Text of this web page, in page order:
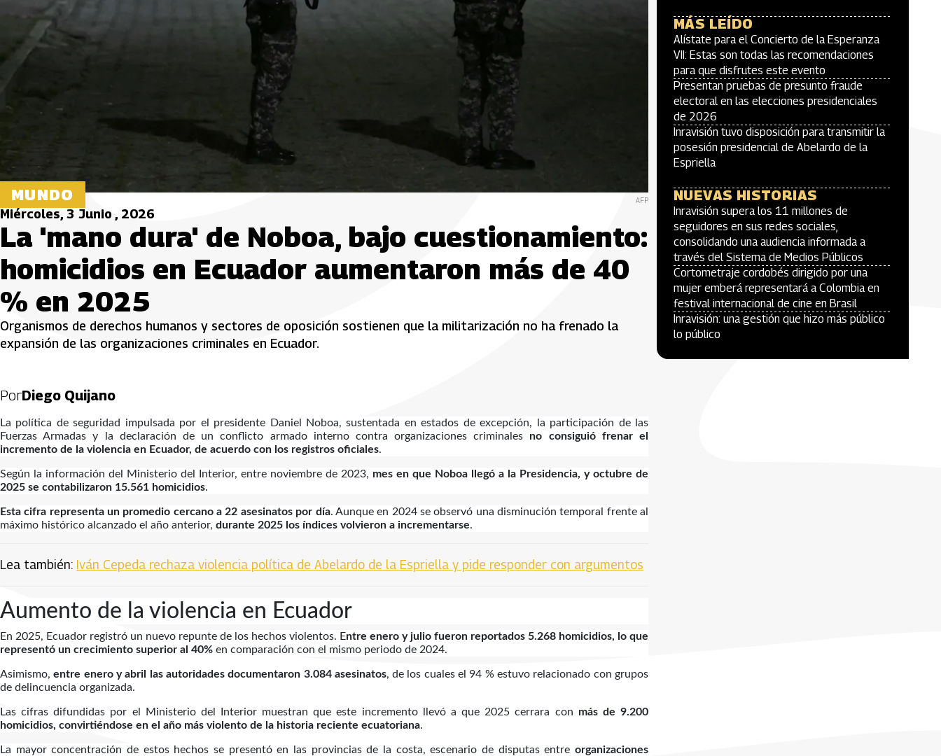
MUNDO AFP
Miércoles, 3 Junio , 2026
La 'mano dura' de Noboa, bajo cuestionamiento:
homicidios en Ecuador aumentaron más de 40
% en 2025
Organismos de derechos humanos y sectores de oposición sostienen que la militarización no ha frenado la
expansión de las organizaciones criminales en Ecuador.
PorDiego Quijano
La política de seguridad impulsada por el presidente Daniel Noboa, sustentada en estados de excepción, la participación de las
Fuerzas Armadas y la declaración de un conflicto armado interno contra organizaciones criminales no consiguió frenar el
incremento de la violencia en Ecuador, de acuerdo con los registros oficiales.
Según la información del Ministerio del Interior, entre noviembre de 2023, mes en que Noboa llegó a la Presidencia, y octubre de
2025 se contabilizaron 15.561 homicidios.
Esta cifra representa un promedio cercano a 22 asesinatos por día. Aunque en 2024 se observó una disminución temporal frente al
máximo histórico alcanzado el año anterior, durante 2025 los índices volvieron a incrementarse.
Lea también: Iván Cepeda rechaza violencia política de Abelardo de la Espriella y pide responder con argumentos
Aumento de la violencia en Ecuador
En 2025, Ecuador registró un nuevo repunte de los hechos violentos. Entre enero y julio fueron reportados 5.268 homicidios, lo que
representó un crecimiento superior al 40% en comparación con el mismo periodo de 2024.
Asimismo,entre enero y abril las autoridades documentaron 3.084 asesinatos, de los cuales el 94 % estuvo relacionado con grupos
de delincuencia organizada.
Las cifras difundidas por el Ministerio del Interior muestran que este incremento llevó a que 2025 cerrara con más de 9.200
homicidios, convirtiéndose en el año más violento de la historia reciente ecuatoriana.
La mayor concentración de estos hechos se presentó en las provincias de la costa, escenario de disputas entre organizaciones
MÁS LEÍDO
Alístate para el Concierto de la Esperanza
VII: Estas son todas las recomendaciones
para que disfrutes este evento
Presentan pruebas de presunto fraude
electoral en las elecciones presidenciales
de 2026
Inravisión tuvo disposición para transmitir la
posesión presidencial de Abelardo de la
Espriella
NUEVAS HISTORIAS
Inravisión supera los 11 millones de
seguidores en sus redes sociales,
consolidando una audiencia informada a
través del Sistema de Medios Públicos
Cortometraje cordobés dirigido por una
mujer emberá representará a Colombia en
festival internacional de cine en Brasil
Inravisión: una gestión que hizo más público
lo público